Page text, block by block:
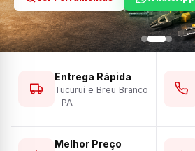
Entrega Rápida
Tucuruí e Breu Branco
- PA
Melhor Preço